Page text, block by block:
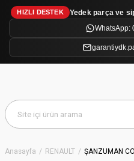
HIZLI DESTEK
Yedek parça ve
WhatsApp:
Anasayfa RENAULT ŞANZUMAN